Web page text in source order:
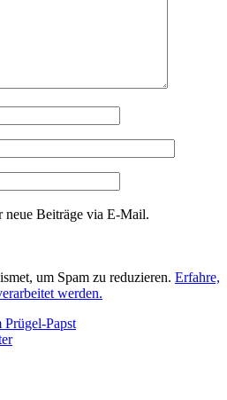
neue Beiträge via E-Mail.
um Spam zu reduzieren. Erfahre,
werden.
Prügel-Papst